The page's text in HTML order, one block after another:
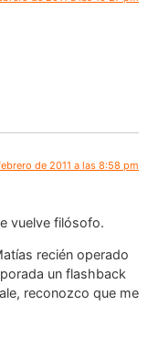
de 2011 a las 8:58 pm
vuelve filósofo.
recién operado
un flashback
reconozco que me